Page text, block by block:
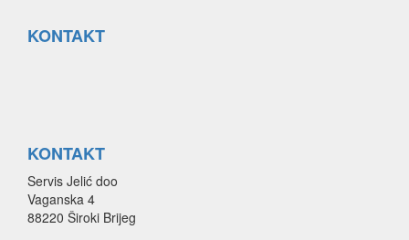
KONTAKT
KONTAKT
Servis Jelić doo
Vaganska 4
88220 Široki Brijeg